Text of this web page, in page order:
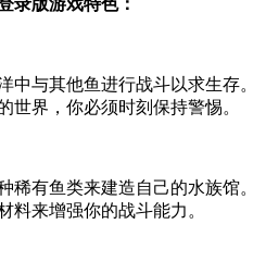
中与其他鱼进行战斗以求生存。
世界，你必须时刻保持警惕。
稀有鱼类来建造自己的水族馆。
料来增强你的战斗能力。